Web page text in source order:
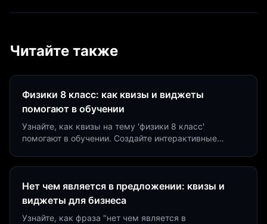
Читайте также
Физики 8 класс: как квизы и виджеты
помогают в обучении
Узнайте, как квизы на тему 'физики 8 класс'
помогают в обучении. Создайте интерактивные
Нет чем является в предложении: квизы и
виджеты для бизнеса
Узнайте, как фраза "нет чем является в